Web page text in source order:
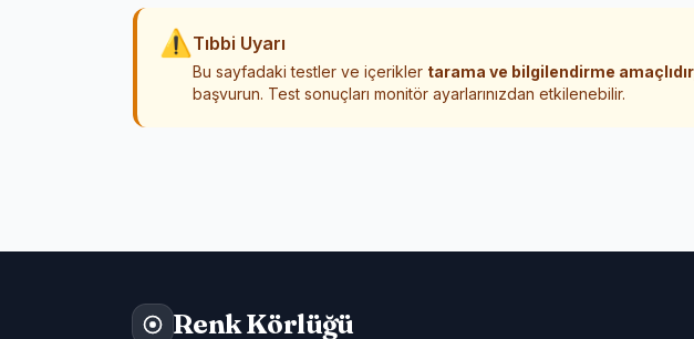
⚠ Tıbbi Uyarı
Bu sayfadaki testler ve içerikler tarama ve bilgilendirme amaçlıdır
başvurun. Test sonuçları monitör ayarlarınızdan etkilenebilir.
Renk Körlüğü